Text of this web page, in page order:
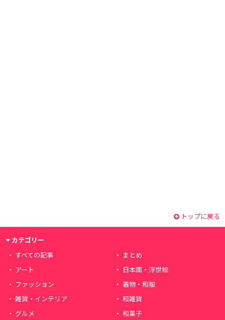
トップに戻る
カテゴリー
すべての記事
まとめ
アート
日本画・浮世絵
ファッション
着物・和服
雑貨・インテリア
和雑貨
グルメ
和菓子